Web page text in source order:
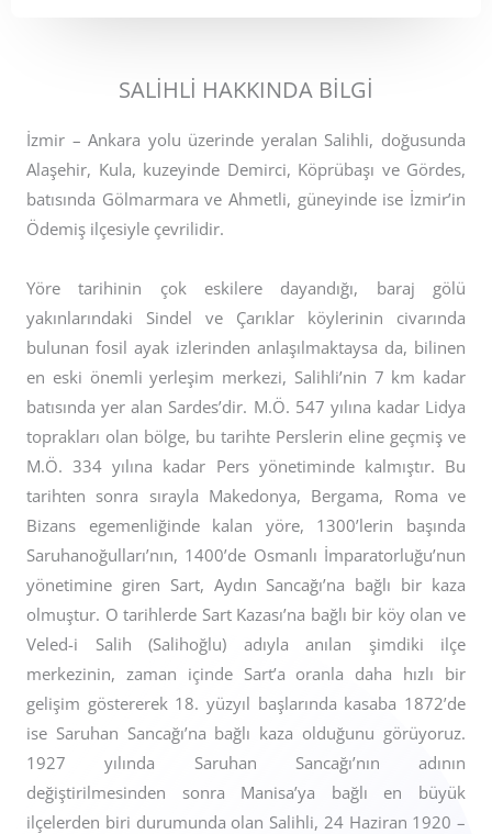
SALİHLİ HAKKINDA BİLGİ
İzmir – Ankara yolu üzerinde yeralan Salihli, doğusunda
Alaşehir, Kula, kuzeyinde Demirci, Köprübaşı ve Gördes,
batısında Gölmarmara ve Ahmetli, güneyinde ise İzmir’in
Ödemiş ilçesiyle çevrilidir.
Yöre tarihinin çok eskilere dayandığı, baraj gölü
yakınlarındaki Sindel ve Çarıklar köylerinin civarında
bulunan fosil ayak izlerinden anlaşılmaktaysa da, bilinen
en eski önemli yerleşim merkezi, Salihli’nin 7 km kadar
batısında yer alan Sardes’dir. M.Ö. 547 yılına kadar Lidya
toprakları olan bölge, bu tarihte Perslerin eline geçmiş ve
M.Ö. 334 yılına kadar Pers yönetiminde kalmıştır. Bu
tarihten sonra sırayla Makedonya, Bergama, Roma ve
Bizans egemenliğinde kalan yöre, 1300’lerin başında
Saruhanoğulları’nın, 1400’de Osmanlı İmparatorluğu’nun
yönetimine giren Sart, Aydın Sancağı’na bağlı bir kaza
olmuştur. O tarihlerde Sart Kazası’na bağlı bir köy olan ve
Veled-i Salih (Salihoğlu) adıyla anılan şimdiki ilçe
merkezinin, zaman içinde Sart’a oranla daha hızlı bir
gelişim göstererek 18. yüzyıl başlarında kasaba 1872’de
ise Saruhan Sancağı’na bağlı kaza olduğunu görüyoruz.
1927 yılında Saruhan Sancağı’nın adının
değiştirilmesinden sonra Manisa’ya bağlı en büyük
ilçelerden biri durumunda olan Salihli, 24 Haziran 1920 –